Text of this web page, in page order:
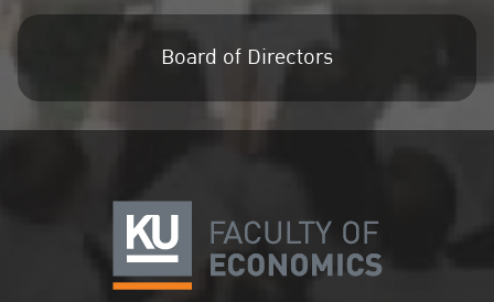
Board of Directors